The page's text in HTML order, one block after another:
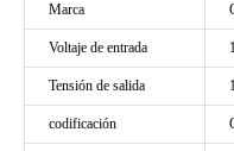
Marca
Voltaje de entrada
Tensión de salida
codificación